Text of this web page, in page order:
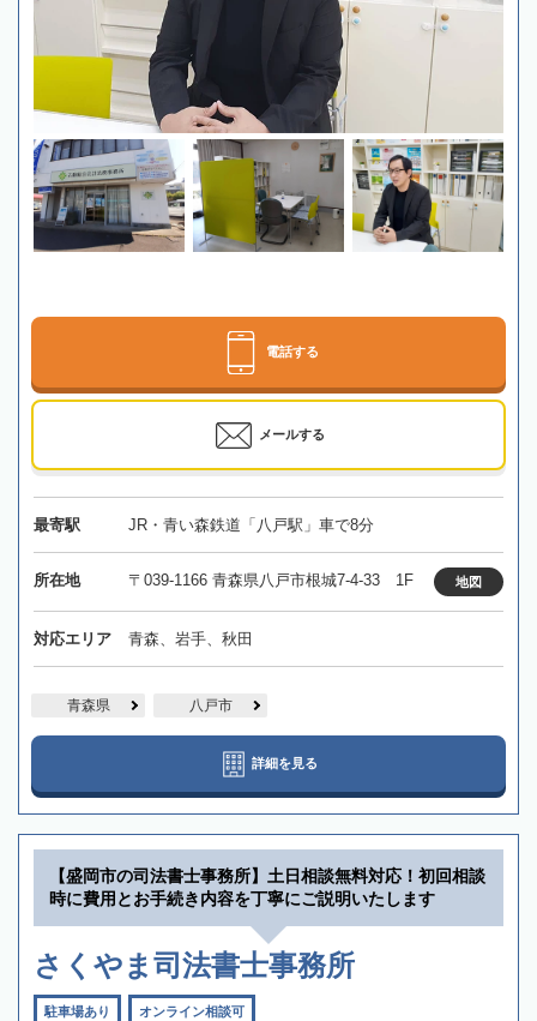
電話する
メールする
最寄駅 JR・青い森鉄道「八戸駅」車で8分
所在地 〒039-1166 青森県八戸市根城7-4-33 1F 地図
対応エリア 青森、岩手、秋田
青森県 八戸市
詳細を見る
【盛岡市の司法書士事務所】土日相談無料対応！初回相談
時に費用とお手続き内容を丁寧にご説明いたします
さくやま司法書士事務所
駐車場あり オンライン相談可